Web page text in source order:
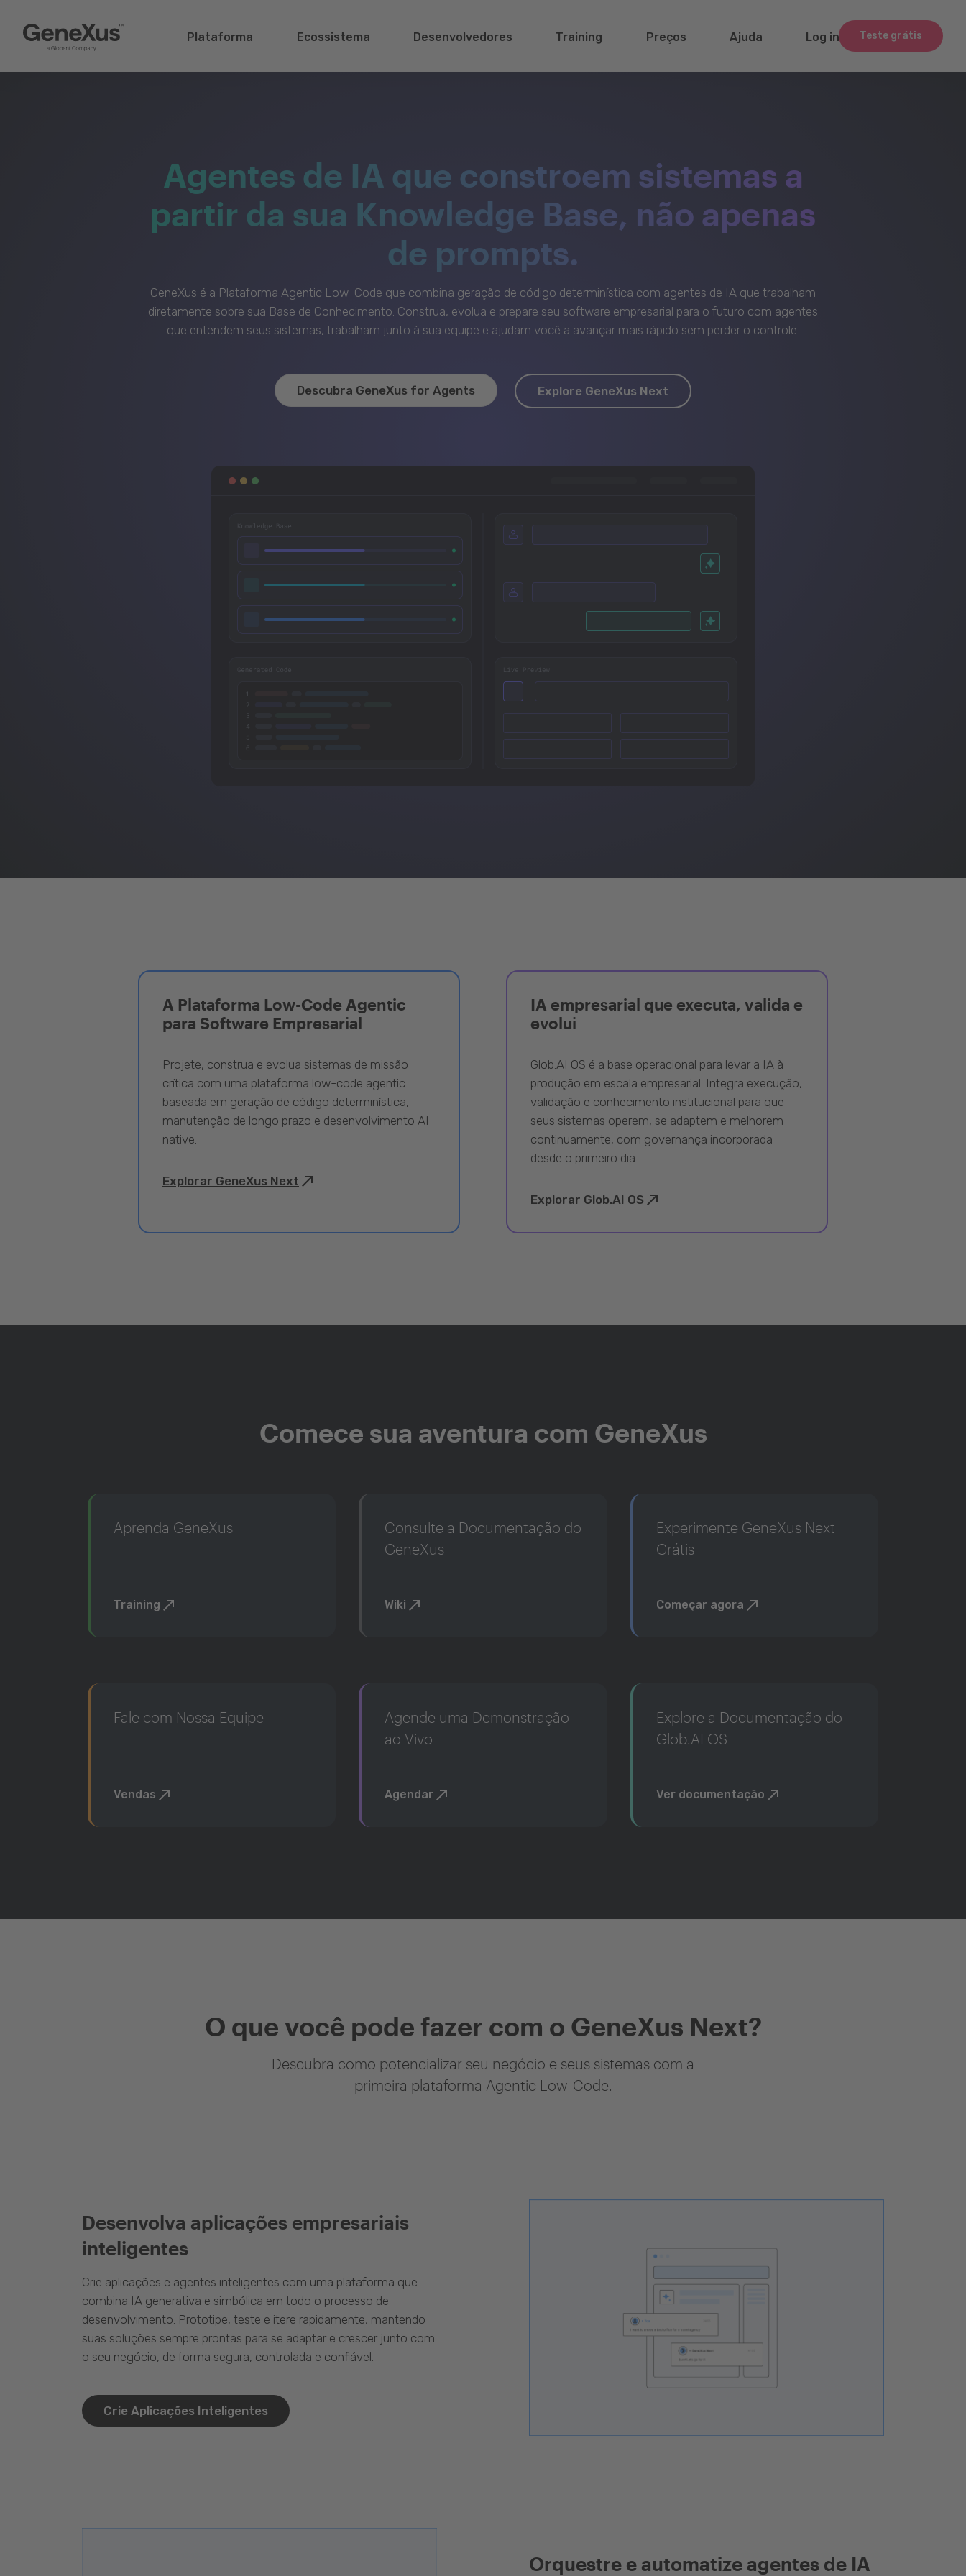
Teste grátis
Plataforma Ecossistema Desenvolvedores Training Preços Ajuda Log in
Agentes de IA que constroem sistemas a
partir da sua Knowledge Base, não apenas
de prompts.
GeneXus é a Plataforma Agentic Low-Code que combina geração de código determinística com agentes de IA que trabalham
diretamente sobre sua Base de Conhecimento. Construa, evolua e prepare seu software empresarial para o futuro com agentes
que entendem seus sistemas, trabalham junto à sua equipe e ajudam você a avançar mais rápido sem perder o controle.
Descubra GeneXus for Agents Explore GeneXus Next
A Plataforma Low-Code Agentic
para Software Empresarial
Projete, construa e evolua sistemas de missão
crítica com uma plataforma low-code agentic
baseada em geração de código determinística,
manutenção de longo prazo e desenvolvimento AI-
native.
Explorar GeneXus Next
IA empresarial que executa, valida e
evolui
Glob.AI OS é a base operacional para levar a IA à
produção em escala empresarial. Integra execução,
validação e conhecimento institucional para que
seus sistemas operem, se adaptem e melhorem
continuamente, com governança incorporada
desde o primeiro dia.
Explorar Glob.AI OS
Comece sua aventura com GeneXus
Aprenda GeneXus
Training
Consulte a Documentação do
GeneXus
Wiki
Experimente GeneXus Next
Grátis
Começar agora
Fale com Nossa Equipe
Vendas
Agende uma Demonstração
ao Vivo
Agendar
Explore a Documentação do
Glob.AI OS
Ver documentação
O que você pode fazer com o GeneXus Next?
Descubra como potencializar seu negócio e seus sistemas com a
primeira plataforma Agentic Low-Code.
Desenvolva aplicações empresariais
inteligentes
Crie aplicações e agentes inteligentes com uma plataforma que
combina IA generativa e simbólica em todo o processo de
desenvolvimento. Prototipe, teste e itere rapidamente, mantendo
suas soluções sempre prontas para se adaptar e crescer junto com
o seu negócio, de forma segura, controlada e confiável.
Crie Aplicações Inteligentes
Orquestre e automatize agentes de IA